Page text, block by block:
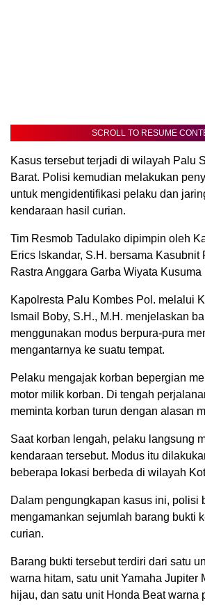
SCROLL TO RESUME
Kasus tersebut terjadi di wilayah Palu
Barat. Polisi kemudian melakukan
untuk mengidentifikasi pelaku dan
kendaraan hasil curian.
Tim Resmob Tadulako dipimpin oleh
Erics Iskandar, S.H. bersama Kasubnit
Rastra Anggara Garba Wiyata Kusuma
Kapolresta Palu Kombes Pol. melalui
Ismail Boby, S.H., M.H. menjelaskan
menggunakan modus berpura-pura
mengantarnya ke suatu tempat.
Pelaku mengajak korban bepergian
motor milik korban. Di tengah
meminta korban turun dengan alasan
Saat korban lengah, pelaku langsung
kendaraan tersebut. Modus itu
beberapa lokasi berbeda di wilayah
Dalam pengungkapan kasus ini, polisi
mengamankan sejumlah barang bukti
curian.
Barang bukti tersebut terdiri dari satu
warna hitam, satu unit Yamaha Jupiter
hijau, dan satu unit Honda Beat warna